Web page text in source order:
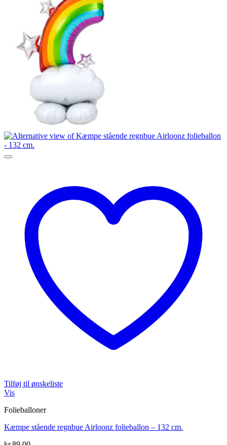
Tilføj til ønskeliste
Vis
Folieballoner
Kæmpe stående regnbue Airloonz folieballon – 132 cm.